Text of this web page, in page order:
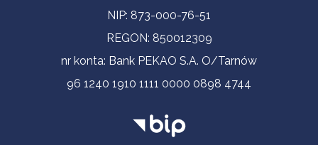
NIP: 873-000-76-51
REGON: 850012309
nr konta: Bank PEKAO S.A. O/Tarnów
96 1240 1910 1111 0000 0898 4744